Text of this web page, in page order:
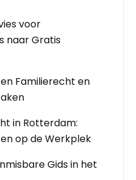
voor
naar Gratis
Familierecht en
in Rotterdam:
op de Werkplek
Gids in het